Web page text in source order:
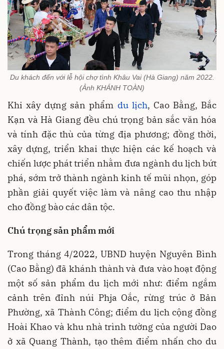
Du khách đến với lễ hội chợ tình Khâu Vai (Hà Giang) năm 2022.
(Ảnh KHÁNH TOÀN)
Khi xây dựng sản phẩm du lịch, Cao Bằng, Bắc
Kạn và Hà Giang đều chú trọng bản sắc văn hóa
và tính đặc thù của từng địa phương; đồng thời,
xây dựng, triển khai thực hiện các kế hoạch và
chiến lược phát triển nhằm đưa ngành du lịch bứt
phá, sớm trở thành ngành kinh tế mũi nhọn, góp
phần giải quyết việc làm và nâng cao thu nhập
cho đồng bào các dân tộc.
Chú trọng sản phẩm mới
Trong tháng 4/2022, UBND huyện Nguyên Bình
(Cao Bằng) đã khánh thành và đưa vào hoạt động
một số sản phẩm du lịch mới như: điểm ngắm
cảnh trên đỉnh núi Phja Oắc, rừng trúc ở Bản
Phường, xã Thành Công; điểm du lịch cộng đồng
Hoài Khao và khu nhà trình tường của người Dao
ở xã Quang Thành, tạo thêm điểm nhấn cho du